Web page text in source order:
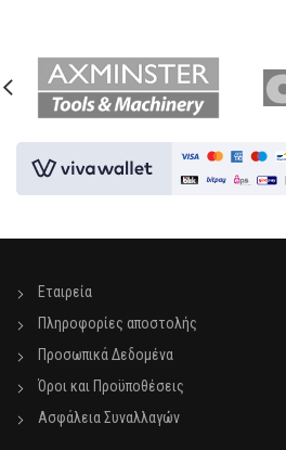
Εταιρεία
Πληροφορίες αποστολής
Προσωπικά Δεδομένα
Όροι και Προϋποθέσεις
Ασφάλεια Συναλλαγών